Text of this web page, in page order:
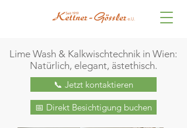
Lime Wash & Kalkwischtechnik in Wien:
Natürlich, elegant, ästethisch.
📞 Jetzt kontaktieren
📅 Direkt Besichtigung buchen